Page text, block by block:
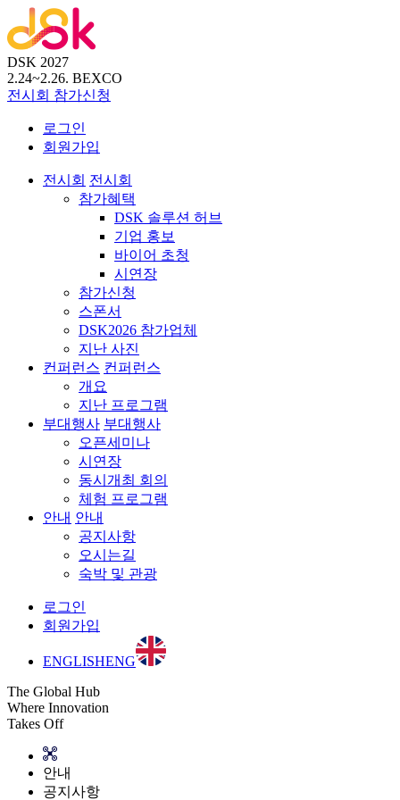
DSK 2027
2.24~2.26. BEXCO
전시회 참가신청
로그인
회원가입
전시회 전시회
참가혜택
DSK 솔루션 허브
기업 홍보
바이어 초청
시연장
참가신청
스폰서
DSK2026 참가업체
지난 사진
컨퍼런스 컨퍼런스
개요
지난 프로그램
부대행사 부대행사
오픈세미나
시연장
동시개최 회의
체험 프로그램
안내 안내
공지사항
오시는길
숙박 및 관광
로그인
회원가입
ENGLISHENG
The Global Hub
Where Innovation
Takes Off
안내
공지사항